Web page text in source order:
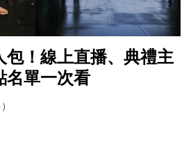
包！線上直播、典禮主
名單一次看